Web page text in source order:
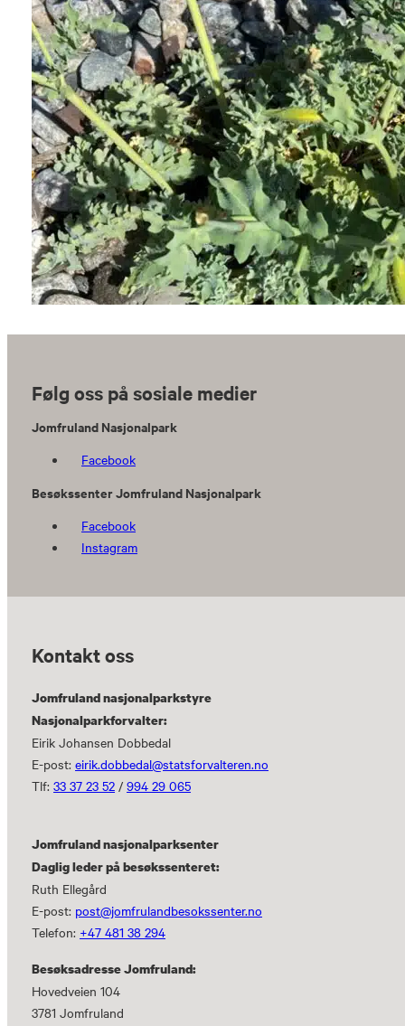
Følg oss på sosiale medier
Jomfruland Nasjonalpark
Facebook
Besøkssenter Jomfruland Nasjonalpark
Facebook
Instagram
Kontakt oss
Jomfruland nasjonalparkstyre
Nasjonalparkforvalter:
Eirik Johansen Dobbedal
E-post:eirik.dobbedal@statsforvalteren.no
Tlf:33 37 23 52 /994 29 065
Jomfruland nasjonalparksenter
Daglig leder på besøkssenteret:
Ruth Ellegård
E-post: post@jomfrulandbesokssenter.no
Telefon: +47 481 38 294
Besøksadresse Jomfruland:
Hovedveien 104
3781 Jomfruland